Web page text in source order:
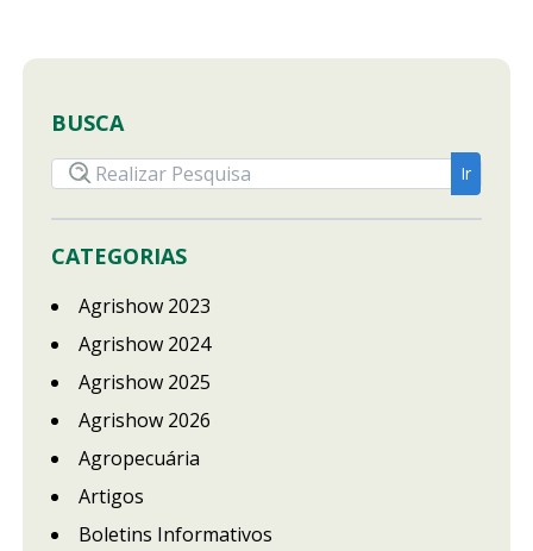
BUSCA
CATEGORIAS
Agrishow 2023
Agrishow 2024
Agrishow 2025
Agrishow 2026
Agropecuária
Artigos
Boletins Informativos